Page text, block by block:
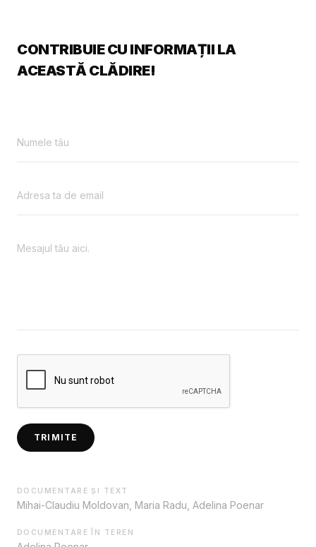
CONTRIBUIE CU INFORMAȚII LA
ACEASTĂ CLĂDIRE!
TRIMITE
DOCUMENTARE ȘI TEXT
Mihai-Claudiu Moldovan, Maria Radu, Adelina Poenar
DOCUMENTARE ÎN TEREN